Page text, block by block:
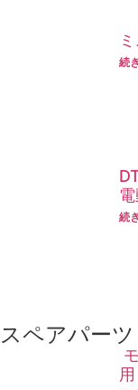
続
続
スペアパーツ